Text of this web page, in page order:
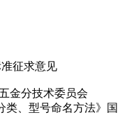
征求意见
金分技术委员会
类、型号命名方法》国